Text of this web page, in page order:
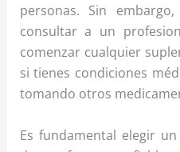
personas. Sin
consultar a un
comenzar cualquier
si tienes condiciones
tomando otros
Es fundamental elegir